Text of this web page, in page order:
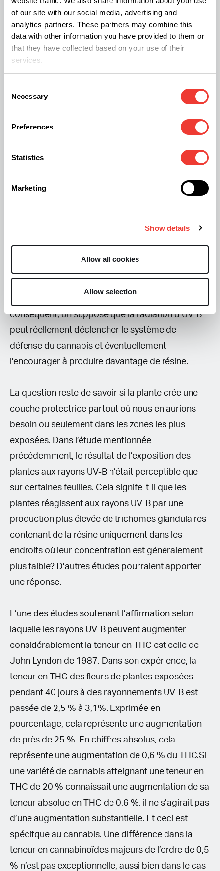
of our site with our social media, advertising and
analytics partners. These partners may combine this
data with other information you have provided to them or
that they have collected based on your use of their
services.
Selection
Necessary
Preferences
Statistics
Marketing
Show details
Allow all cookies
Allow selection
diminution de la production de terpènes. Cela
conforterait la théorie selon laquelle les UV-A
auraient le potentiel d’accélérer la photooxydation
des terpènes et pourraient conduire à leur
dégradation ou à leur transformation en d’autres
composés.
Rayons UV-B
Les plantes sont équipées de capteurs spéciaux
de diﬀérentes longueurs d’onde. Les
conséquent, on suppose que la radiation d’UV-B
peut réellement déclencher le système de
défense du cannabis et éventuellement
l’encourager à produire davantage de résine.
La question reste de savoir si la plante crée une
couche protectrice partout où nous en aurions
besoin ou seulement dans les zones les plus
exposées. Dans l’étude mentionnée
précédemment, le résultat de l’exposition des
plantes aux rayons UV-B n’était perceptible que
sur certaines feuilles. Cela signife-t-il que les
plantes réagissent aux rayons UV-B par une
production plus élevée de trichomes glandulaires
contenant de la résine uniquement dans les
endroits où leur concentration est généralement
plus faible? D’autres études pourraient apporter
une réponse.
L’une des études soutenant l’affirmation selon
laquelle les rayons UV-B peuvent augmenter
considérablement la teneur en THC est celle de
John Lyndon de 1987. Dans son expérience, la
teneur en THC des ﬂeurs de plantes exposées
pendant 40 jours à des rayonnements UV-B est
passée de 2,5 % à 3,1%. Exprimée en
pourcentage, cela représente une augmentation
de près de 25 %. En chiﬀres absolus, cela
représente une augmentation de 0,6 % du THC.Si
une variété de cannabis atteignant une teneur en
THC de 20 % connaissait une augmentation de sa
teneur absolue en THC de 0,6 %, il ne s’agirait pas
d’une augmentation substantielle. Et ceci est
spécifque au cannabis. Une diﬀérence dans la
teneur en cannabinoïdes majeurs de l’ordre de 0,5
% n’est pas exceptionnelle, aussi bien dans le cas